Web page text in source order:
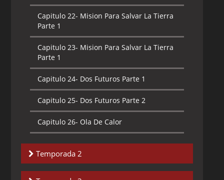
Capitulo 22- Mision Para Salvar La Tierra
Parte 1
Capitulo 23- Mision Para Salvar La Tierra
Parte 1
Capitulo 24- Dos Futuros Parte 1
Capitulo 25- Dos Futuros Parte 2
Capitulo 26- Ola De Calor
Temporada 2
Capitulo 1-